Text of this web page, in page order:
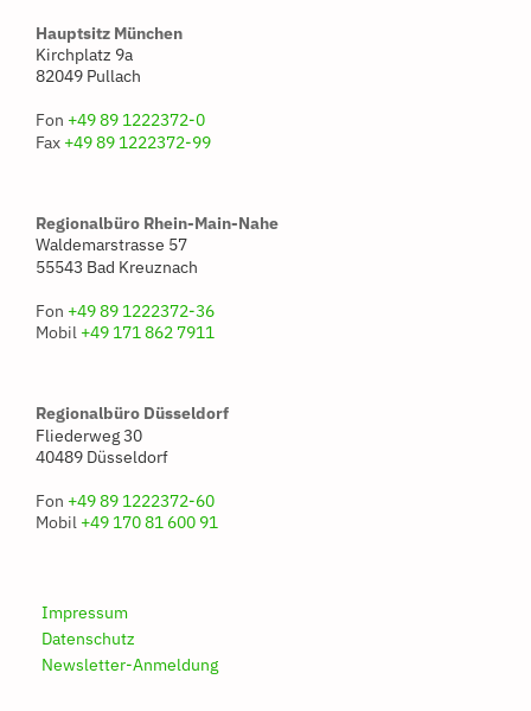
Hauptsitz München
Kirchplatz 9a
82049 Pullach
Fon +49 89 1222372-0
Fax +49 89 1222372-99
Regionalbüro Rhein-Main-Nahe
Waldemarstrasse 57
55543 Bad Kreuznach
Fon +49 89 1222372-36
Mobil +49 171 862 7911
Regionalbüro Düsseldorf
Fliederweg 30
40489 Düsseldorf
Fon +49 89 1222372-60
Mobil +49 170 81 600 91
Impressum
Datenschutz
Newsletter-Anmeldung